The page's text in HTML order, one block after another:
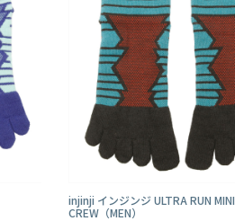
injinji インジンジ ULTRA RUN MINI
CREW（MEN）